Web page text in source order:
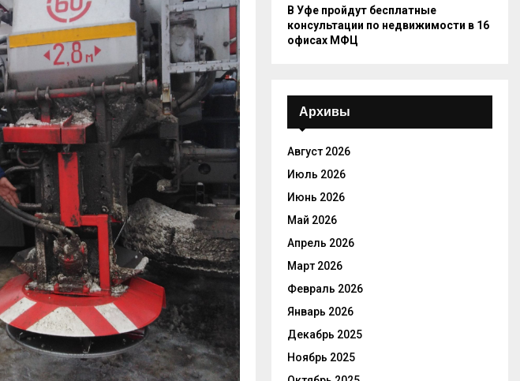
В Уфе пройдут бесплатные
консультации по недвижимости в 16
офисах МФЦ
Архивы
Август 2026
Июль 2026
Июнь 2026
Май 2026
Апрель 2026
Март 2026
Февраль 2026
Январь 2026
Декабрь 2025
Ноябрь 2025